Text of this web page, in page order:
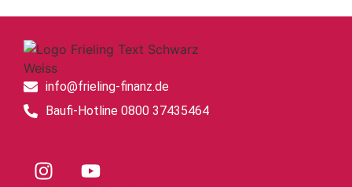
info@frieling-finanz.de
Baufi-Hotline 0800 37435464